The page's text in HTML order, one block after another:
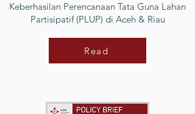
Keberhasilan Perencanaan Tata Guna Lahan
Partisipatif (PLUP) di Aceh & Riau
Read